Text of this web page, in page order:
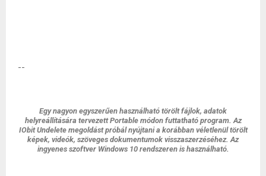
--
Egy nagyon egyszerűen használható törölt fájlok, adatok
helyreállítására tervezett Portable módon futtatható program. Az
IObit Undelete megoldást próbál nyújtani a korábban véletlenül törölt
képek, videók, szöveges dokumentumok visszaszerzéséhez. Az
ingyenes szoftver Windows 10 rendszeren is használható.